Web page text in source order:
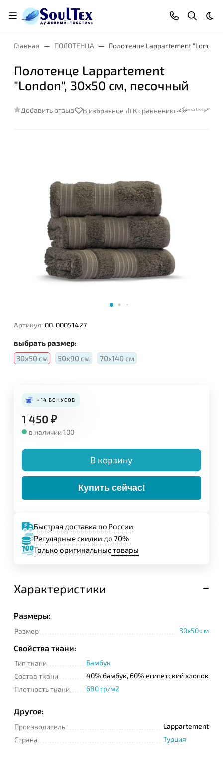
Главная ПОЛОТЕНЦА Полотенце Lappartement
Полотенце Lappartement
"London", 30x50 см, песочный
Добавить отзыв В избранное К сравнению
Артикул: 00-00051427
выбрать размер:
30х50 см
50х90 см 70х140 см
+14 БОНУСОВ
1 450₽
в наличии 100
В корзину
Купить сейчас!
Быстрая доставка по России
Регулярные скидки до 70%
Только оригинальные товары
Характеристики
Размеры:
Размер 30x50 см
Свойства ткани:
Тип ткани
Бамбук
Состав ткани
40% бамбук, 60% египетский хлопок
Плотность ткани
680 гр/м2
Другое:
Производитель
Lappartement
Страна
Турция